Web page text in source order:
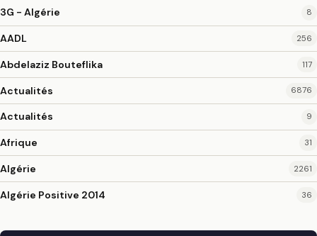
3G - Algérie 8
AADL 256
Abdelaziz Bouteflika 117
Actualités 6876
Actualités 9
Afrique 31
Algérie 2261
Algérie Positive 2014 36